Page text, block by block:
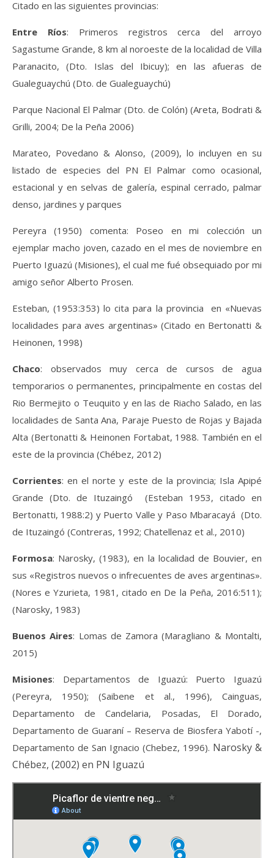
Citado en las siguientes provincias:
Entre Ríos: Primeros registros cerca del arroyo
Sagastume Grande, 8 km al noroeste de la localidad de Villa
Paranacito, (Dto. Islas del Ibicuy); en las afueras de
Gualeguaychú (Dto. de Gualeguaychú)
Parque Nacional El Palmar (Dto. de Colón) (Areta, Bodrati &
Grilli, 2004; De la Peña 2006)
Marateo, Povedano & Alonso, (2009), lo incluyen en su
listado de especies del PN El Palmar como ocasional,
estacional y en selvas de galería, espinal cerrado, palmar
denso, jardines y parques
Pereyra (1950) comenta: Poseo en mi colección un
ejemplar macho joven, cazado en el mes de noviembre en
Puerto Iguazú (Misiones), el cual me fué obsequiado por mi
amigo señor Alberto Prosen.
Esteban, (1953:353) lo cita para la provincia en «Nuevas
localidades para aves argentinas» (Citado en Bertonatti &
Heinonen, 1998)
Chaco: observados muy cerca de cursos de agua
temporarios o permanentes, principalmente en costas del
Rio Bermejito o Teuquito y en las de Riacho Salado, en las
localidades de Santa Ana, Paraje Puesto de Rojas y Bajada
Alta (Bertonatti & Heinonen Fortabat, 1988. También en el
este de la provincia (Chébez, 2012)
Corrientes: en el norte y este de la provincia; Isla Apipé
Grande (Dto. de Ituzaingó
(Esteban 1953, citado en
Bertonatti, 1988:2) y Puerto Valle y Paso Mbaracayá (Dto.
de Ituzaingó (Contreras, 1992; Chatellenaz et al., 2010)
Formosa: Narosky, (1983), en la localidad de Bouvier, en
sus «Registros nuevos o infrecuentes de aves argentinas».
(Nores e Yzurieta, 1981, citado en De la Peña, 2016:511);
(Narosky, 1983)
Buenos Aires: Lomas de Zamora (Maragliano & Montalti,
2015)
Misiones: Departamentos de Iguazú: Puerto Iguazú
(Pereyra, 1950); (Saibene et al., 1996), Cainguas,
Departamento de Candelaria, Posadas, El Dorado,
Departamento de Guaraní – Reserva de Biosfera Yabotí -,
Departamento de San Ignacio (Chebez, 1996). Narosky &
Chébez, (2002) en PN Iguazú